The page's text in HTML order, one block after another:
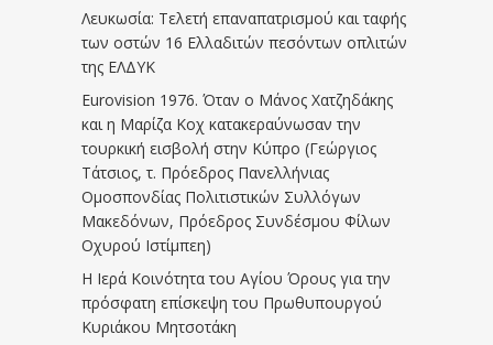
Λευκωσία: Τελετή επαναπατρισμού και ταφής
των οστών 16 Ελλαδιτών πεσόντων οπλιτών
της ΕΛΔΥΚ
Eurovision 1976. Όταν ο Μάνος Χατζηδάκης
και η Μαρίζα Κοχ κατακεραύνωσαν την
τουρκική εισβολή στην Κύπρο (Γεώργιος
Τάτσιος, τ. Πρόεδρος Πανελλήνιας
Ομοσπονδίας Πολιτιστικών Συλλόγων
Μακεδόνων, Πρόεδρος Συνδέσμου Φίλων
Οχυρού Ιστίμπεη)
Η Ιερά Κοινότητα του Αγίου Όρους για την
πρόσφατη επίσκεψη του Πρωθυπουργού
Κυριάκου Μητσοτάκη